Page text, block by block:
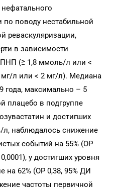
по поводу нестабильной
реваскуляризации,
в зависимости
(≥ 1,8 ммоль/л или <
л или < 2 мг/л). Медиана
года, максимально – 5
плацебо в подгруппе
и достигших
наблюдалось снижение
событий на 55% (ОР
у достигших уровня
на 62% (ОР 0,38, 95% ДИ
частоты первичной